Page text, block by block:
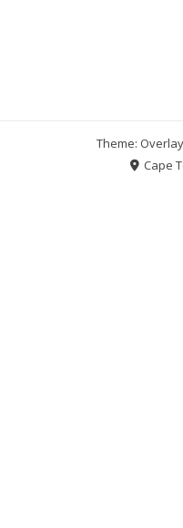
Theme:
Cape